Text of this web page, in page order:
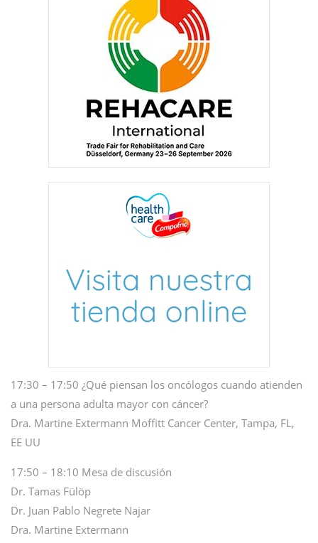
17:30 – 17:50 ¿Qué piensan los oncólogos cuando atienden
a una persona adulta mayor con cáncer?
Dra. Martine Extermann Moffitt Cancer Center, Tampa, FL,
EE UU
17:50 – 18:10 Mesa de discusión
Dr. Tamas Fülöp
Dr. Juan Pablo Negrete Najar
Dra. Martine Extermann